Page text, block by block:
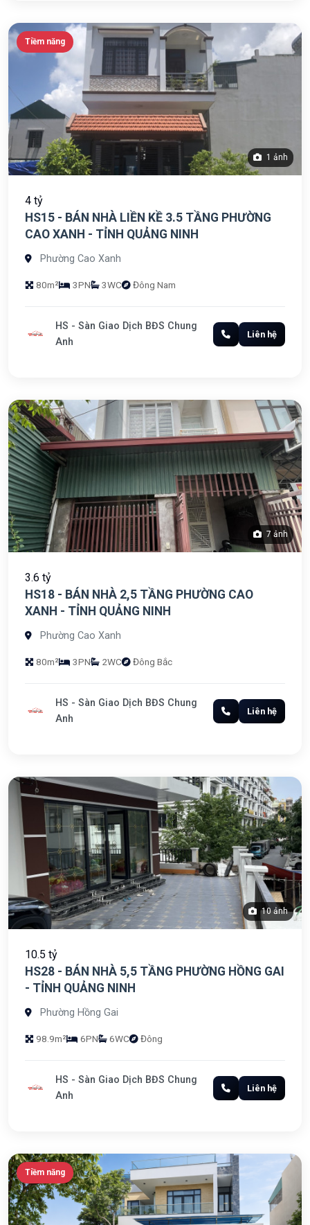
Tiềm năng
1 ảnh
4 tỷ
HS15 - BÁN NHÀ LIỀN KỀ 3.5 TẦNG PHƯỜNG
CAO XANH - TỈNH QUẢNG NINH
Phường Cao Xanh
80m² 3PN 3WC Đông Nam
HS - Sàn Giao Dịch BĐS Chung
Anh
Liên hệ
7 ảnh
3.6 tỷ
HS18 - BÁN NHÀ 2,5 TẦNG PHƯỜNG CAO
XANH - TỈNH QUẢNG NINH
Phường Cao Xanh
80m² 3PN 2WC Đông Bắc
HS - Sàn Giao Dịch BĐS Chung
Anh
Liên hệ
10 ảnh
10.5 tỷ
HS28 - BÁN NHÀ 5,5 TẦNG PHƯỜNG HỒNG GAI
- TỈNH QUẢNG NINH
Phường Hồng Gai
98.9m² 6PN 6WC Đông
HS - Sàn Giao Dịch BĐS Chung
Anh
Liên hệ
Tiềm năng